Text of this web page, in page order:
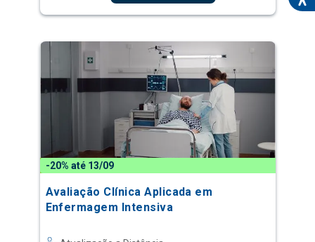
-20% até 13/09
Avaliação Clínica Aplicada em
Enfermagem Intensiva